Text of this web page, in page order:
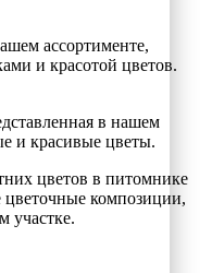
ассортименте,
и красотой цветов.
в нашем
и красивые цветы.
цветов в питомнике
композиции,
участке.